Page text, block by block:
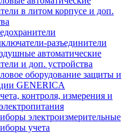
в литом корпусе и доп.
разъединители
автоматические
и доп. устройства
оборудование защиты и
GENERICA
контроля, измерения и
электроизмерительные
учета